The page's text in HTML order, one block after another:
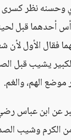
وحسنه نظر
أحدهما قبل
فقال الأول
يشيب قبل
الهم، والغم.
عن ابن عباس
الكرم وشيب